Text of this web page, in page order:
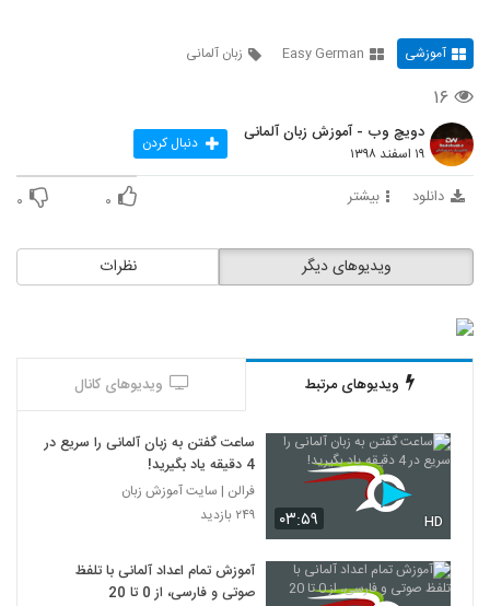
13
German 302
14
German Prepositions with Dative
and Accusative (Wo ist Justyna?)
آموزشی Easy German زبان آلمانی
۱۶
دویچ وب - آموزش زبان آلمانی
۱۹ اسفند ۱۳۹۸ دنبال کردن
دانلود بیشتر ۰ ۰
نظرات ویدیوهای دیگر
ویدیوهای مرتبط ویدیوهای کانال
۰۳:۵۹ HD
ساعت گفتن به زبان آلمانی را سریع در
4 دقیقه یاد بگیرید!
فرالن | سایت آموزش زبان
۲۴۹ بازدید
آموزش تمام اعداد آلمانی با تلفظ
صوتی و فارسی، از 0 تا 20